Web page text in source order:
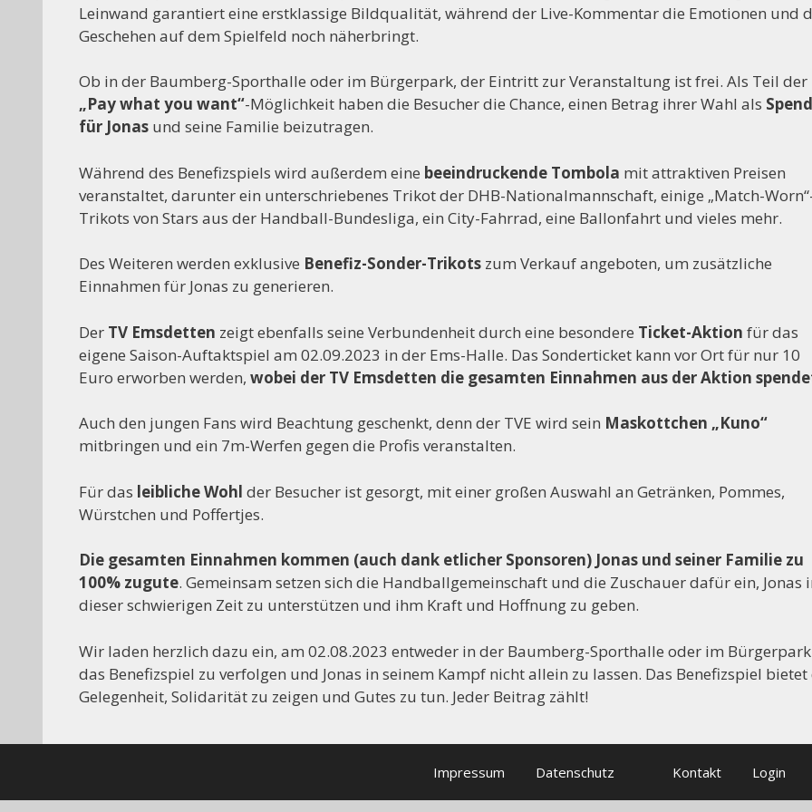
Leinwand garantiert eine erstklassige Bildqualität, während der Live-Kommentar die Emotionen und
Geschehen auf dem Spielfeld noch näherbringt.
Ob in der Baumberg-Sporthalle oder im Bürgerpark, der Eintritt zur Veranstaltung ist frei. Als Teil der
„Pay what you want“-Möglichkeit haben die Besucher die Chance, einen Betrag ihrer Wahl als
für Jonas und seine Familie beizutragen.
Während des Benefizspiels wird außerdem eine beeindruckende Tombola mit attraktiven Preisen
veranstaltet, darunter ein unterschriebenes Trikot der DHB-Nationalmannschaft, einige „Match-
Trikots von Stars aus der Handball-Bundesliga, ein City-Fahrrad, eine Ballonfahrt und vieles mehr.
Des Weiteren werden exklusive Benefiz-Sonder-Trikots zum Verkauf angeboten, um zusätzliche
Einnahmen für Jonas zu generieren.
Der TV Emsdetten zeigt ebenfalls seine Verbundenheit durch eine besondere Ticket-Aktion für das
eigene Saison-Auftaktspiel am 02.09.2023 in der Ems-Halle. Das Sonderticket kann vor Ort für nur 10
Euro erworben werden, wobei der TV Emsdetten die gesamten Einnahmen aus der Aktion
Auch den jungen Fans wird Beachtung geschenkt, denn der TVE wird sein Maskottchen „Kuno“
mitbringen und ein 7m-Werfen gegen die Profis veranstalten.
Für das leibliche Wohl der Besucher ist gesorgt, mit einer großen Auswahl an Getränken, Pommes,
Würstchen und Poffertjes.
Die gesamten Einnahmen kommen (auch dank etlicher Sponsoren) Jonas und seiner Familie zu
100% zugute. Gemeinsam setzen sich die Handballgemeinschaft und die Zuschauer dafür ein, Jonas
dieser schwierigen Zeit zu unterstützen und ihm Kraft und Hoffnung zu geben.
Wir laden herzlich dazu ein, am 02.08.2023 entweder in der Baumberg-Sporthalle oder im Bürgerpark
das Benefizspiel zu verfolgen und Jonas in seinem Kampf nicht allein zu lassen. Das Benefizspiel bietet
Gelegenheit, Solidarität zu zeigen und Gutes zu tun. Jeder Beitrag zählt!
Impressum Datenschutz Kontakt Login